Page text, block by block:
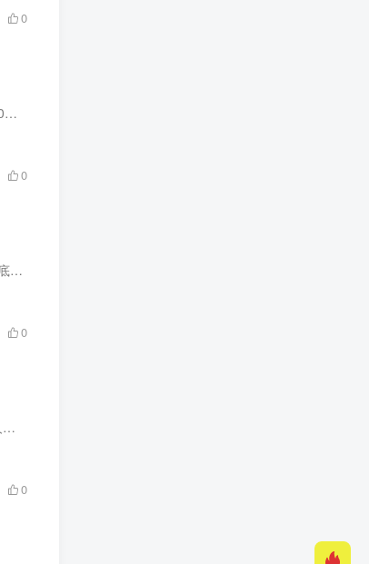
0
0
还在傻傻找素材熬夜剪辑？现在AI工具已经进化到输入一个选题，就能生成一个原创视频了！ 这个玩法让你彻底告别繁琐的后期：不需要找素材、不需要剪辑，甚至选题都帮你列好了（工具自带热点库）...
0
0